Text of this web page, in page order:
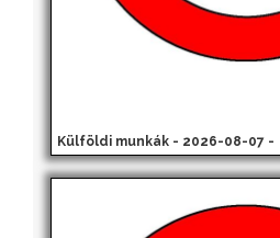
Külföldi munkák - 2026-08-07 -